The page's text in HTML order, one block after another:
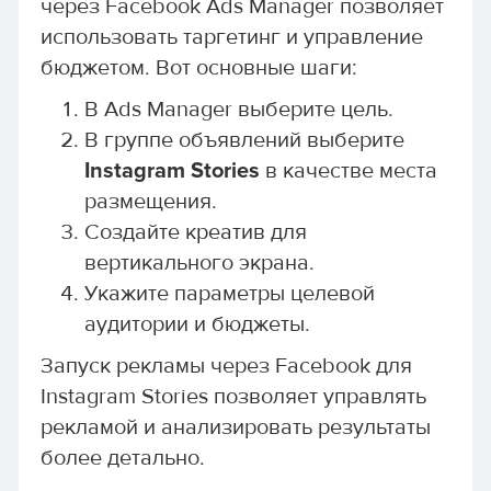
через Facebook Ads Manager позволяет
использовать таргетинг и управление
бюджетом. Вот основные шаги:
В Ads Manager выберите цель.
В группе объявлений выберите
Instagram Stories в качестве места
размещения.
Создайте креатив для
вертикального экрана.
Укажите параметры целевой
аудитории и бюджеты.
Запуск рекламы через Facebook для
Instagram Stories позволяет управлять
рекламой и анализировать результаты
более детально.